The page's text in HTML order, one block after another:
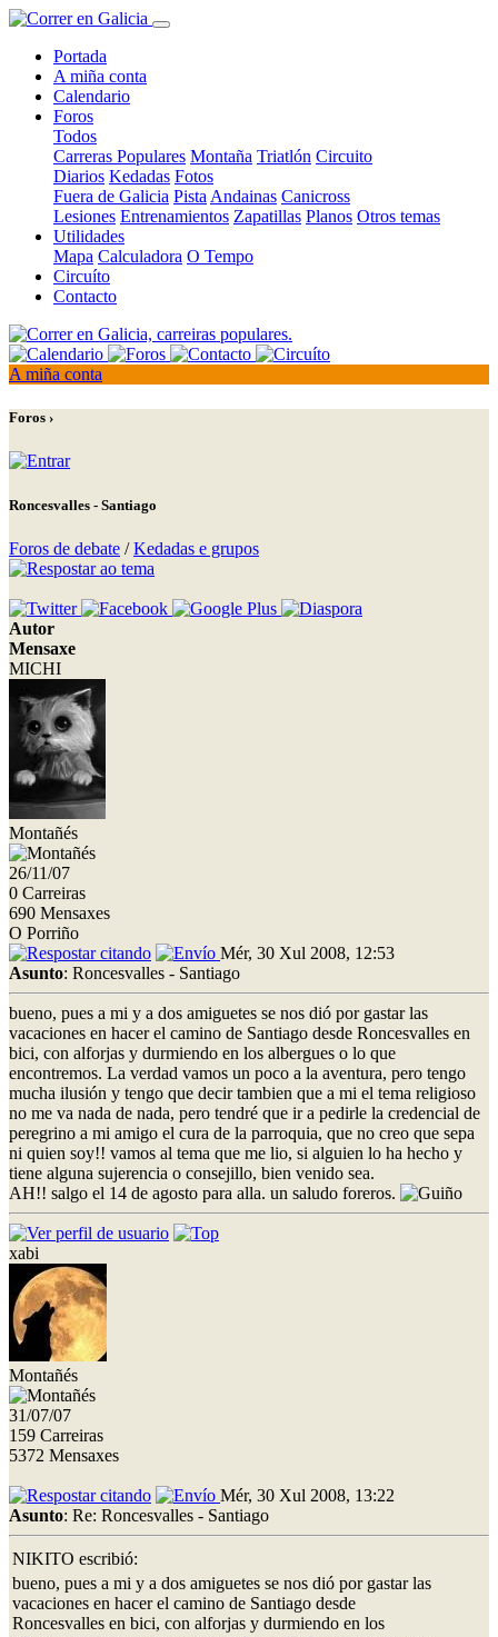
Portada
A miña conta
Calendario
Foros
Todos
Carreras Populares Montaña Triatlón Circuito
Diarios Kedadas Fotos
Fuera de Galicia Pista Andainas Canicross
Lesiones Entrenamientos Zapatillas Planos Otros temas
Utilidades
Mapa Calculadora O Tempo
Circuíto
Contacto
A miña conta
Foros ›
Roncesvalles - Santiago
Foros de debate /Kedadas e grupos
Autor
Mensaxe
MICHI
Montañés
26/11/07
0 Carreiras
690 Mensaxes
O Porriño
Mér, 30 Xul 2008, 12:53
Asunto: Roncesvalles - Santiago
bueno, pues a mi y a dos amiguetes se nos dió por gastar las
vacaciones en hacer el camino de Santiago desde Roncesvalles en
bici, con alforjas y durmiendo en los albergues o lo que
encontremos. La verdad vamos un poco a la aventura, pero tengo
mucha ilusión y tengo que decir tambien que a mi el tema religioso
no me va nada de nada, pero tendré que ir a pedirle la credencial de
peregrino a mi amigo el cura de la parroquia, que no creo que sepa
ni quien soy!! vamos al tema que me lio, si alguien lo ha hecho y
tiene alguna sujerencia o consejillo, bien venido sea.
AH!! salgo el 14 de agosto para alla. un saludo foreros.
xabi
Montañés
31/07/07
159 Carreiras
5372 Mensaxes
Mér, 30 Xul 2008, 13:22
Asunto: Re: Roncesvalles - Santiago
NIKITO escribió:
bueno, pues a mi y a dos amiguetes se nos dió por gastar las
vacaciones en hacer el camino de Santiago desde
Roncesvalles en bici, con alforjas y durmiendo en los